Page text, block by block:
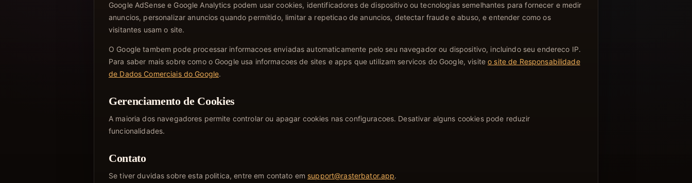
Google AdSense e Google Analytics podem usar cookies, identificadores de dispositivo ou tecnologias semelhantes para fornecer e medir
anuncios, personalizar anuncios quando permitido, limitar a repeticao de anuncios, detectar fraude e abuso, e entender como os
visitantes usam o site.
O Google tambem pode processar informacoes enviadas automaticamente pelo seu navegador ou dispositivo, incluindo seu endereco IP.
Para saber mais sobre como o Google usa informacoes de sites e apps que utilizam servicos do Google, visite o site de Responsabilidade
de Dados Comerciais do Google.
Gerenciamento de Cookies
A maioria dos navegadores permite controlar ou apagar cookies nas configuracoes. Desativar alguns cookies pode reduzir
funcionalidades.
Contato
Se tiver duvidas sobre esta politica, entre em contato em support@rasterbator.app.